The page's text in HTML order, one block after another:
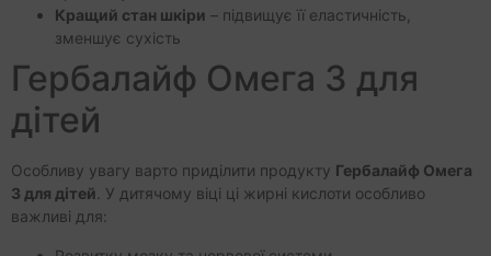
Кращий стан шкіри – підвищує її еластичність,
зменшує сухість
Гербалайф Омега 3 для
дітей
Особливу увагу варто приділити продукту Гербалайф Омега
3 для дітей . У дитячому віці ці жирні кислоти особливо
важливі для: